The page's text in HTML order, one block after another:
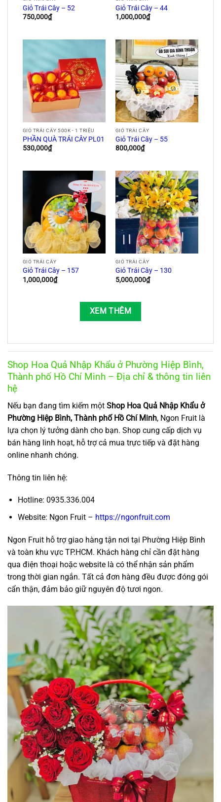
Giỏ Trái Cây – 52
750,000₫
Giỏ Trái Cây – 44
1,000,000₫
GIỎ TRÁI CÂY 500K - 1 TRIỆU
PHẦN QUÀ TRÁI CÂY PL01
530,000₫
GIỎ TRÁI CÂY
Giỏ Trái Cây – 55
800,000₫
GIỎ TRÁI CÂY
Giỏ Trái Cây – 157
1,000,000₫
GIỎ TRÁI CÂY
Giỏ Trái Cây – 130
5,000,000₫
XEM THÊM
Shop Hoa Quả Nhập Khẩu ở Phường Hiệp Bình,
Thành phố Hồ Chí Minh – Địa chỉ & thông tin liên
hệ
Nếu bạn đang tìm kiếm một Shop Hoa Quả Nhập Khẩu ở
Phường Hiệp Bình, Thành phố Hồ Chí Minh, Ngon Fruit là
lựa chọn lý tưởng dành cho bạn. Shop cung cấp dịch vụ
bán hàng linh hoạt, hỗ trợ cả mua trực tiếp và đặt hàng
online nhanh chóng.
Thông tin liên hệ:
Hotline: 0935.336.004
Website: Ngon Fruit – https://ngonfruit.com
Ngon Fruit hỗ trợ giao hàng tận nơi tại Phường Hiệp Bình
và toàn khu vực TP.HCM. Khách hàng chỉ cần đặt hàng
qua điện thoại hoặc website là có thể nhận sản phẩm
trong thời gian ngắn. Tất cả đơn hàng đều được đóng gói
cẩn thận, đảm bảo giữ nguyên độ tươi ngon.